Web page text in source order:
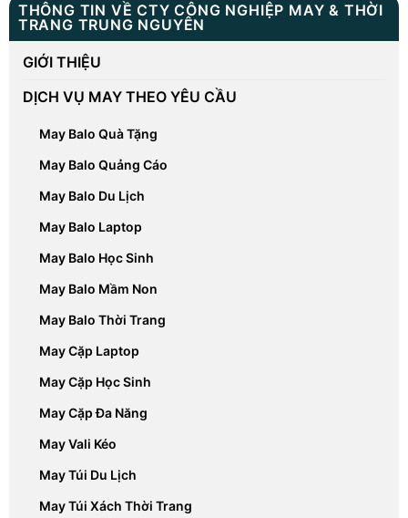
THÔNG TIN VỀ CTY CÔNG NGHIỆP MAY & THỜI
TRANG TRUNG NGUYÊN
GIỚI THIỆU
DỊCH VỤ MAY THEO YÊU CẦU
May Balo Quà Tặng
May Balo Quảng Cáo
May Balo Du Lịch
May Balo Laptop
May Balo Học Sinh
May Balo Mầm Non
May Balo Thời Trang
May Cặp Laptop
May Cặp Học Sinh
May Cặp Đa Năng
May Vali Kéo
May Túi Du Lịch
May Túi Xách Thời Trang